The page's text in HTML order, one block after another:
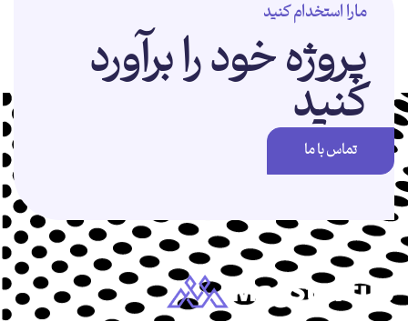
مارا استخدام کنید
پروژه خود را برآورد
کنید
تماس با ما